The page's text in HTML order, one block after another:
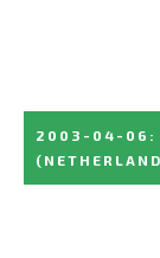
2003-04-06 :